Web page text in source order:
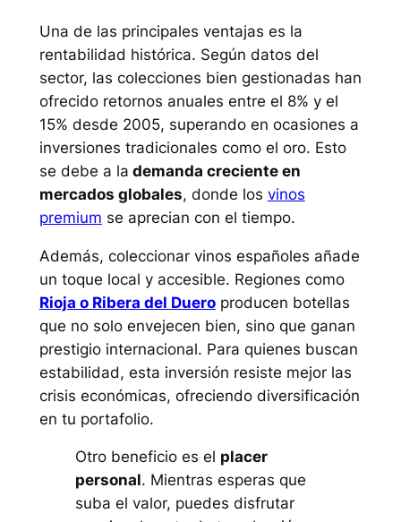
Una de las principales ventajas es la
rentabilidad histórica. Según datos del
sector, las colecciones bien gestionadas han
ofrecido retornos anuales entre el 8% y el
15% desde 2005, superando en ocasiones a
inversiones tradicionales como el oro. Esto
se debe a la demanda creciente en
mercados globales, donde los vinos
premium se aprecian con el tiempo.
Además, coleccionar vinos españoles añade
un toque local y accesible. Regiones como
Rioja o Ribera del Dueroproducen botellas
que no solo envejecen bien, sino que ganan
prestigio internacional. Para quienes buscan
estabilidad, esta inversión resiste mejor las
crisis económicas, ofreciendo diversificación
en tu portafolio.
Otro beneficio es el placer
personal. Mientras esperas que
suba el valor, puedes disfrutar